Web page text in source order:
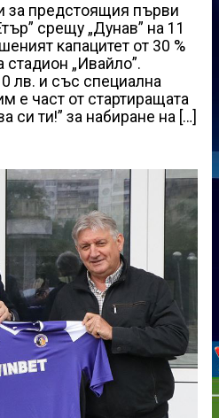
за предстоящия първи
срещу „Дунав” на 11
капацитет от 30 %
„Ивайло”.
лв. и със специална
е част от стартиращата
си ти!” за набиране на […]